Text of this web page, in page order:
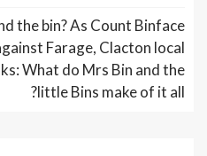
the bin? As Count Binface
Farage, Clacton local
What do Mrs Bin and the
little Bins make of it all?